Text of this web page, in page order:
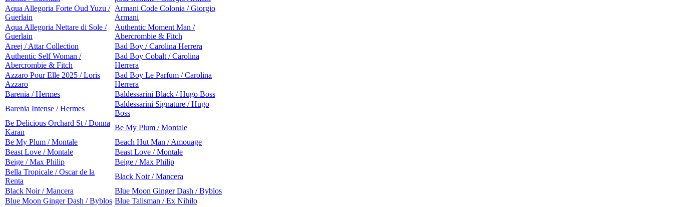
Aqua Allegoria Forte Oud Yuzu /
Guerlain
Armani Code Colonia / Giorgio
Armani
Aqua Allegoria Nettare di Sole /
Guerlain
Authentic Moment Man /
Abercrombie & Fitch
Areej / Attar Collection
Bad Boy / Carolina Herrera
Authentic Self Woman /
Abercrombie & Fitch
Bad Boy Cobalt / Carolina
Herrera
Azzaro Pour Elle 2025 / Loris
Azzaro
Bad Boy Le Parfum / Carolina
Herrera
Barenia / Hermes
Baldessarini Black / Hugo Boss
Barenia Intense / Hermes
Baldessarini Signature / Hugo
Boss
Be Delicious Orchard St / Donna
Karan
Be My Plum / Montale
Be My Plum / Montale
Beach Hut Man / Amouage
Beast Love / Montale
Beast Love / Montale
Beige / Max Philip
Beige / Max Philip
Bella Tropicale / Oscar de la
Renta
Black Noir / Mancera
Black Noir / Mancera
Blue Moon Ginger Dash / Byblos
Blue Moon Ginger Dash / Byblos Blue Talisman / Ex Nihilo